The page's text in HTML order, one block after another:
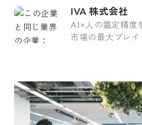
IVA 株式会社
AI×人の鑑定精度
市場の最大プレ